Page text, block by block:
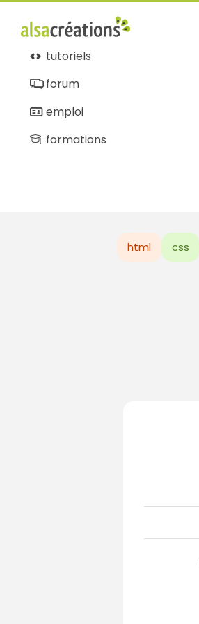
tutoriels
forum
emploi
formations
html css